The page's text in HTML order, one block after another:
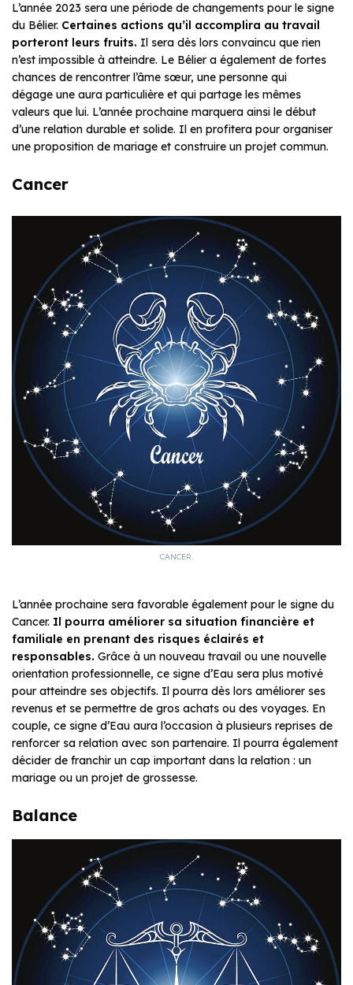
L’année 2023 sera une période de changements pour le signe
du Bélier. Certaines actions qu’il accomplira au travail
porteront leurs fruits. Il sera dès lors convaincu que rien
n’est impossible à atteindre. Le Bélier a également de fortes
chances de rencontrer l’âme sœur, une personne qui
dégage une aura particulière et qui partage les mêmes
valeurs que lui. L’année prochaine marquera ainsi le début
d’une relation durable et solide. Il en profitera pour organiser
une proposition de mariage et construire un projet commun.
Cancer
CANCER.
L’année prochaine sera favorable également pour le signe du
Cancer. Il pourra améliorer sa situation financière et
familiale en prenant des risques éclairés et
responsables. Grâce à un nouveau travail ou une nouvelle
orientation professionnelle, ce signe d’Eau sera plus motivé
pour atteindre ses objectifs. Il pourra dès lors améliorer ses
revenus et se permettre de gros achats ou des voyages. En
couple, ce signe d’Eau aura l’occasion à plusieurs reprises de
renforcer sa relation avec son partenaire. Il pourra également
décider de franchir un cap important dans la relation : un
mariage ou un projet de grossesse.
Balance